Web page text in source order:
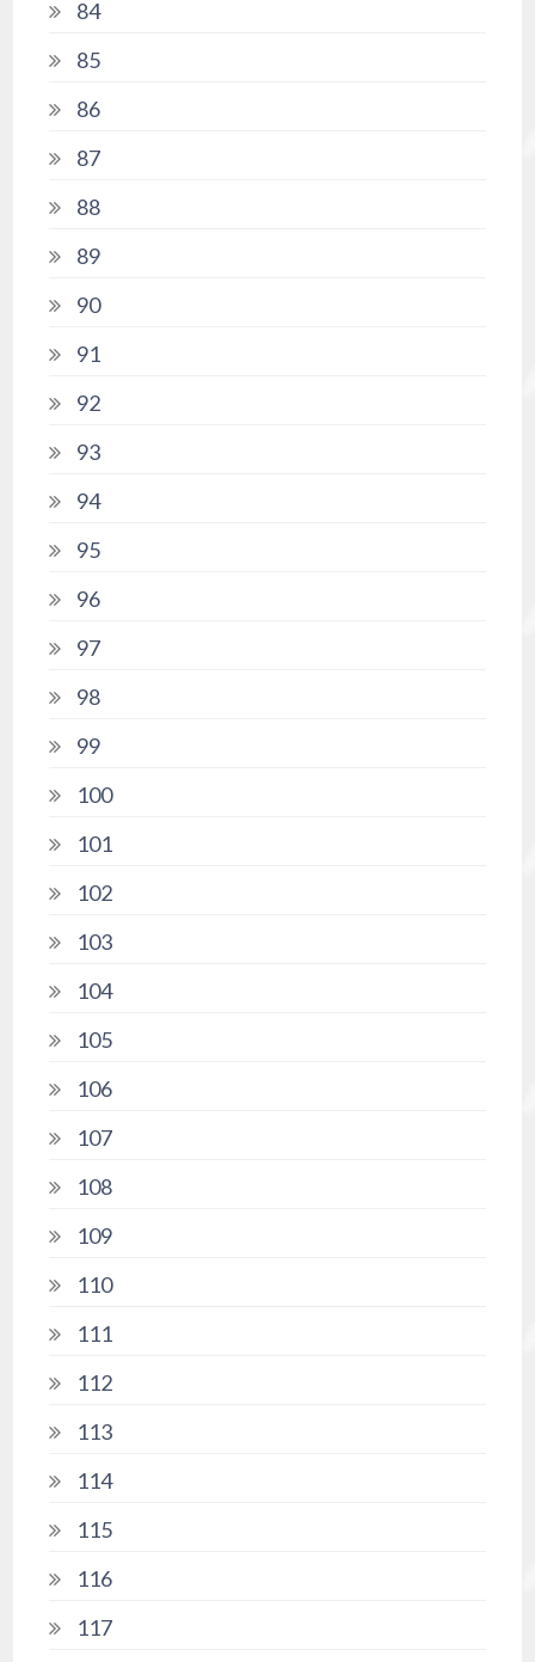
84
85
86
87
88
89
90
91
92
93
94
95
96
97
98
99
100
101
102
103
104
105
106
107
108
109
110
111
112
113
114
115
116
117